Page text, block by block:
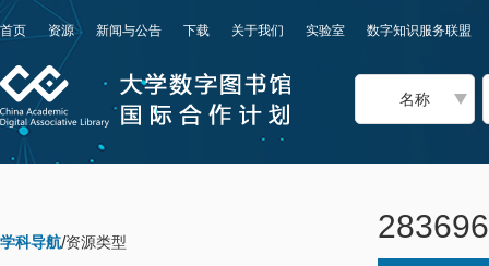
首页 资源 新闻与公告 下载 关于我们 实验室 数字知识服务联盟
名称
学科导航/资源类型